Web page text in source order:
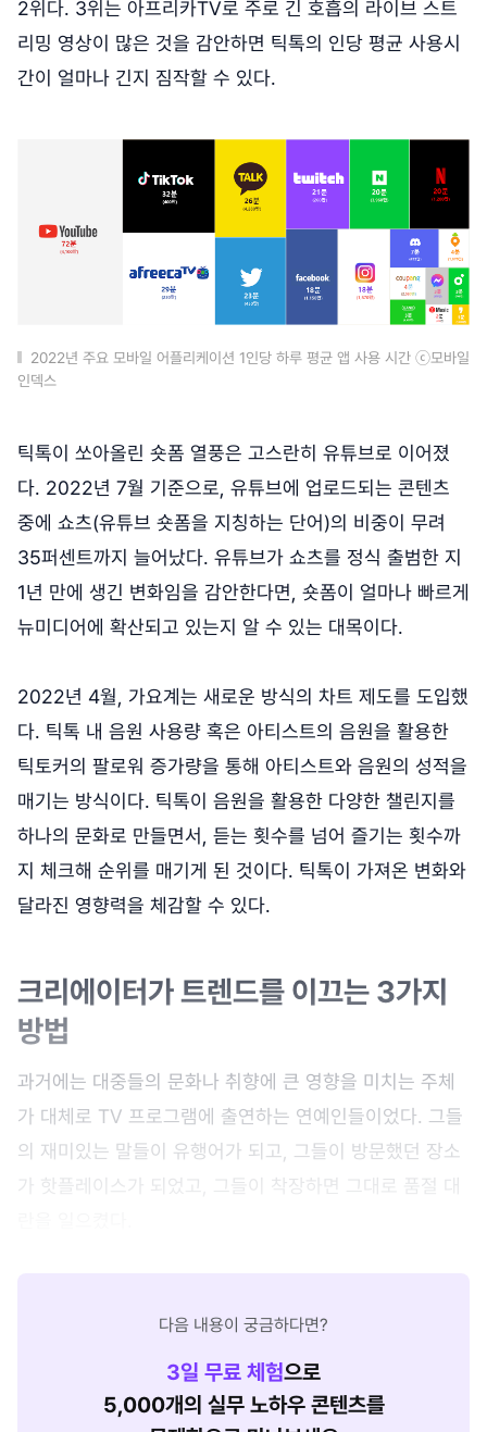
2위다. 3위는 아프리카TV로 주로 긴 호흡의 라이브 스트
리밍 영상이 많은 것을 감안하면 틱톡의 인당 평균 사용시
간이 얼마나 긴지 짐작할 수 있다.
2022년 주요 모바일 어플리케이션 1인당 하루 평균 앱 사용 시간 ⓒ모바일
인덱스
틱톡이 쏘아올린 숏폼 열풍은 고스란히 유튜브로 이어졌
다. 2022년 7월 기준으로, 유튜브에 업로드되는 콘텐츠
중에 쇼츠(유튜브 숏폼을 지칭하는 단어)의 비중이 무려
35퍼센트까지 늘어났다. 유튜브가 쇼츠를 정식 출범한 지
1년 만에 생긴 변화임을 감안한다면, 숏폼이 얼마나 빠르게
뉴미디어에 확산되고 있는지 알 수 있는 대목이다.
2022년 4월, 가요계는 새로운 방식의 차트 제도를 도입했
다. 틱톡 내 음원 사용량 혹은 아티스트의 음원을 활용한
틱토커의 팔로워 증가량을 통해 아티스트와 음원의 성적을
매기는 방식이다. 틱톡이 음원을 활용한 다양한 챌린지를
하나의 문화로 만들면서, 듣는 횟수를 넘어 즐기는 횟수까
지 체크해 순위를 매기게 된 것이다. 틱톡이 가져온 변화와
달라진 영향력을 체감할 수 있다.
크리에이터가 트렌드를 이끄는 3가지
방법
과거에는 대중들의 문화나 취향에 큰 영향을 미치는 주체
가 대체로 TV 프로그램에 출연하는 연예인들이었다. 그들
의 재미있는 말들이 유행어가 되고, 그들이 방문했던 장소
가 핫플레이스가 되었고, 그들이 착장하면 그대로 품절 대
다음 내용이 궁금하다면?
3일 무료 체험으로
5,000개의 실무 노하우 콘텐츠를